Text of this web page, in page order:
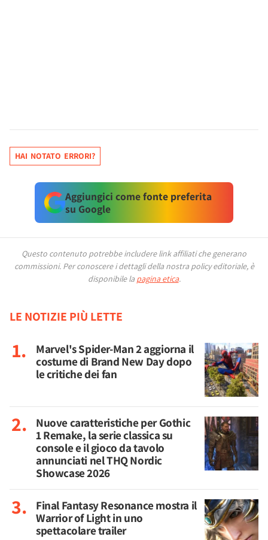
HAI NOTATO ERRORI?
Aggiungici come fonte preferita
su Google
Questo contenuto potrebbe includere link affiliati che generano
commissioni. Per conoscere i dettagli della nostra policy editoriale, è
disponibile la pagina etica.
LE NOTIZIE PIÙ LETTE
Marvel's Spider-Man 2 aggiorna il
costume di Brand New Day dopo
le critiche dei fan
Nuove caratteristiche per Gothic
1 Remake, la serie classica su
console e il gioco da tavolo
annunciati nel THQ Nordic
Showcase 2026
Final Fantasy Resonance mostra il
Warrior of Light in uno
spettacolare trailer